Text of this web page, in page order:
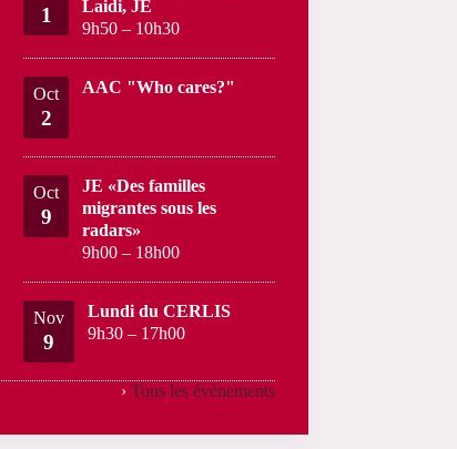
1
Laidi, JE
9h50 – 10h30
Oct
2
AAC "Who cares?"
Oct
9
JE «Des familles
migrantes sous les
radars»
9h00 – 18h00
Nov
9
Lundi du CERLIS
9h30 – 17h00
› Tous les évènements